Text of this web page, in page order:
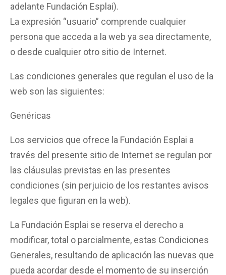
adelante Fundación Esplai).
La expresión “usuario” comprende cualquier
persona que acceda a la web ya sea directamente,
o desde cualquier otro sitio de Internet.
Las condiciones generales que regulan el uso de la
web son las siguientes:
Genéricas
Los servicios que ofrece la Fundación Esplai a
través del presente sitio de Internet se regulan por
las cláusulas previstas en las presentes
condiciones (sin perjuicio de los restantes avisos
legales que figuran en la web).
La Fundación Esplai se reserva el derecho a
modificar, total o parcialmente, estas Condiciones
Generales, resultando de aplicación las nuevas que
pueda acordar desde el momento de su inserción